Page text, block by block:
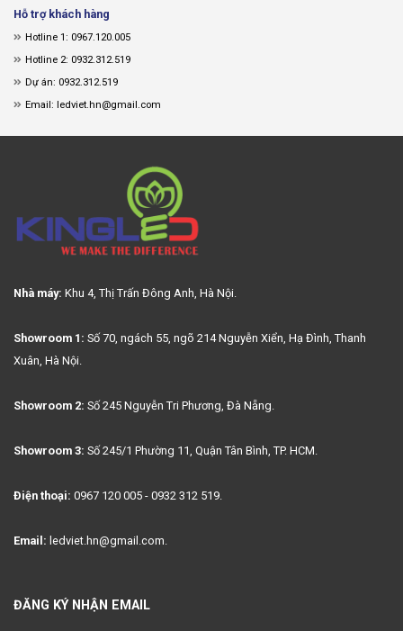
Hỗ trợ khách hàng
Hotline 1: 0967.120.005
Hotline 2: 0932.312.519
Dự án: 0932.312.519
Email: ledviet.hn@gmail.com
Nhà máy: Khu 4, Thị Trấn Đông Anh, Hà Nội.
Showroom 1: Số 70, ngách 55, ngõ 214 Nguyễn Xiển, Hạ Đình, Thanh
Xuân, Hà Nội.
Showroom 2: Số 245 Nguyễn Tri Phương, Đà Nẵng.
Showroom 3: Số 245/1 Phường 11, Quận Tân Bình, TP. HCM.
Điện thoại: 0967 120 005 - 0932 312 519.
Email: ledviet.hn@gmail.com.
ĐĂNG KÝ NHẬN EMAIL